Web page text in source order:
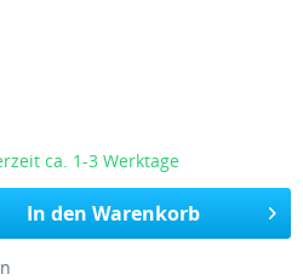
ca. 1-3 Werktage
In den Warenkorb